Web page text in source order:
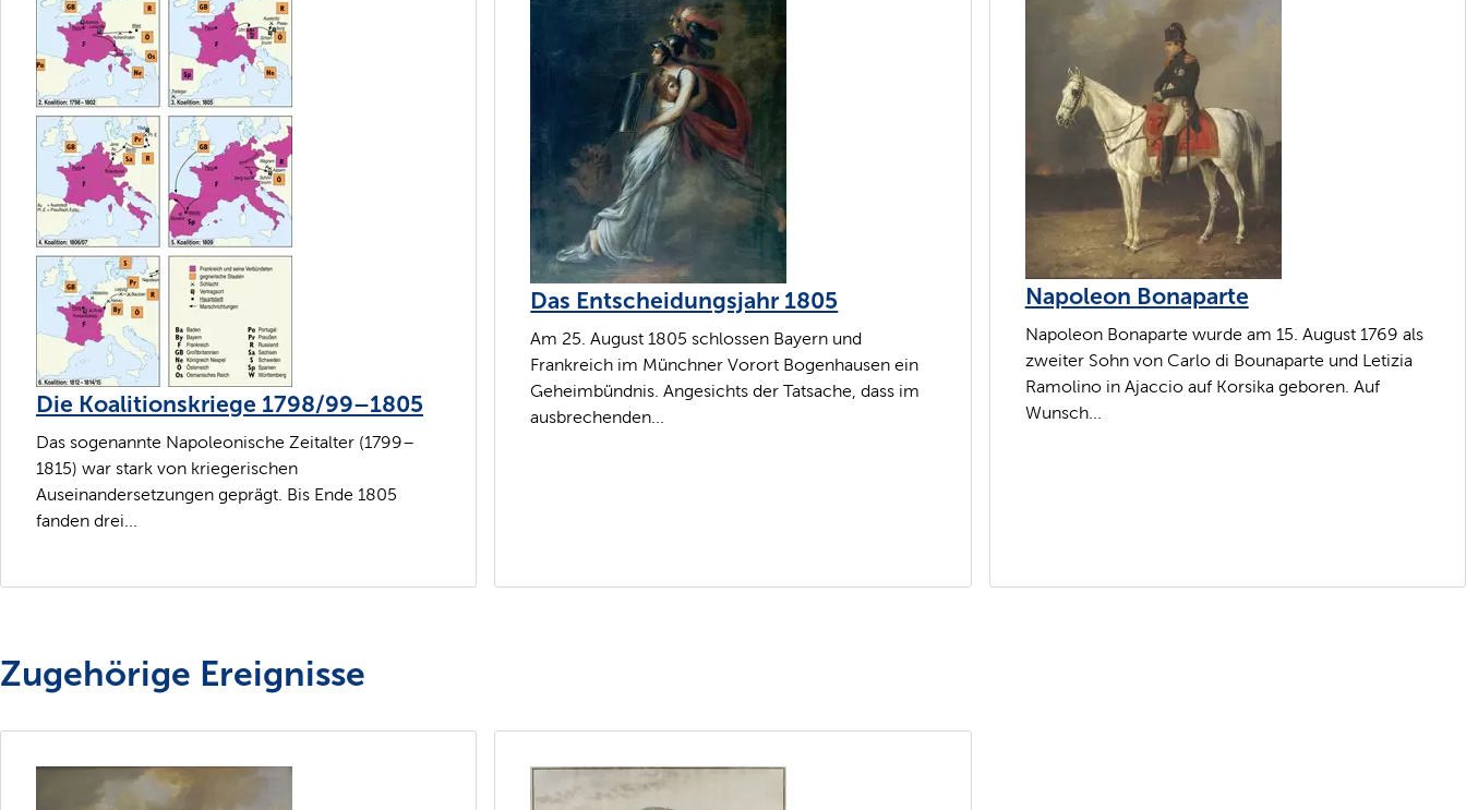
Die Koalitionskriege 1798/99–1805
Das sogenannte Napoleonische Zeitalter (1799–
1815) war stark von kriegerischen
Auseinandersetzungen geprägt. Bis Ende 1805
fanden drei...
Das Entscheidungsjahr 1805
Am 25. August 1805 schlossen Bayern und
Frankreich im Münchner Vorort Bogenhausen ein
Geheimbündnis. Angesichts der Tatsache, dass im
ausbrechenden...
Napoleon Bonaparte
Napoleon Bonaparte wurde am 15. August 1769 als
zweiter Sohn von Carlo di Bounaparte und Letizia
Ramolino in Ajaccio auf Korsika geboren. Auf
Wunsch...
Zugehörige Ereignisse